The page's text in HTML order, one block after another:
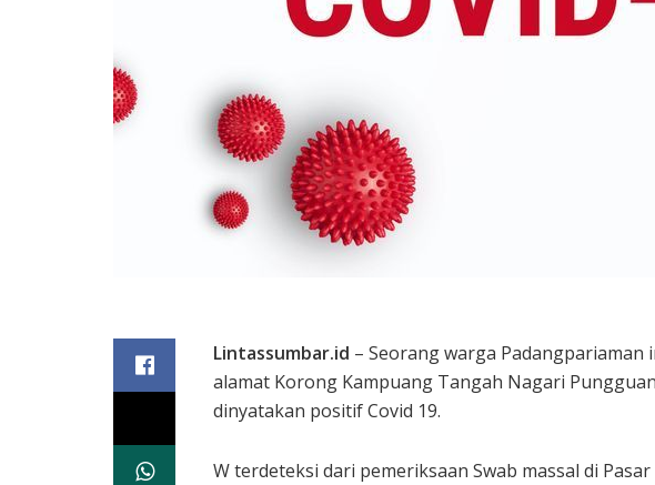
Lintassumbar.id – Seorang warga Padangpariaman
alamat Korong Kampuang Tangah Nagari
dinyatakan positif Covid 19.
W terdeteksi dari pemeriksaan Swab massal di